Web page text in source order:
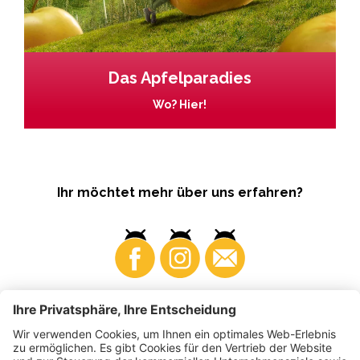
Das Apfelparadies
Wo? Hier!
Ihr möchtet mehr über uns erfahren?
Business Produzenten